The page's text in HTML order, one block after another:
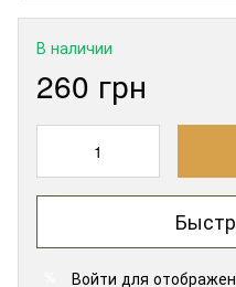
В наличии
260 грн
Войти для